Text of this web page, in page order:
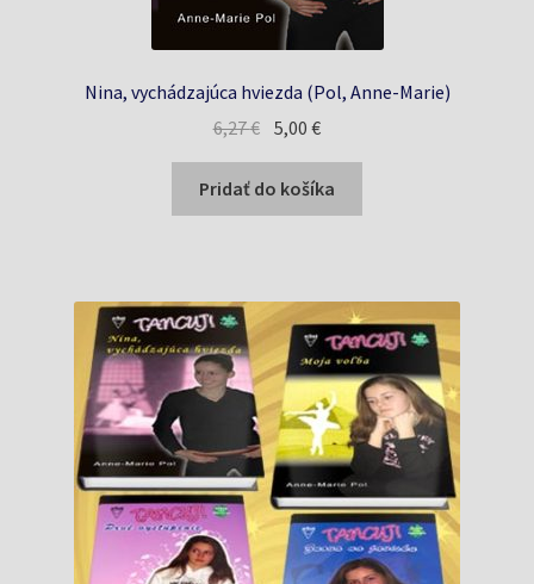
Nina, vychádzajúca hviezda (Pol, Anne-Marie)
6,27€ Pôvodná
cena
bola:
6,27 €.
5,00€Aktuálna
cena
je:
5,00 €.
Pridať do košíka